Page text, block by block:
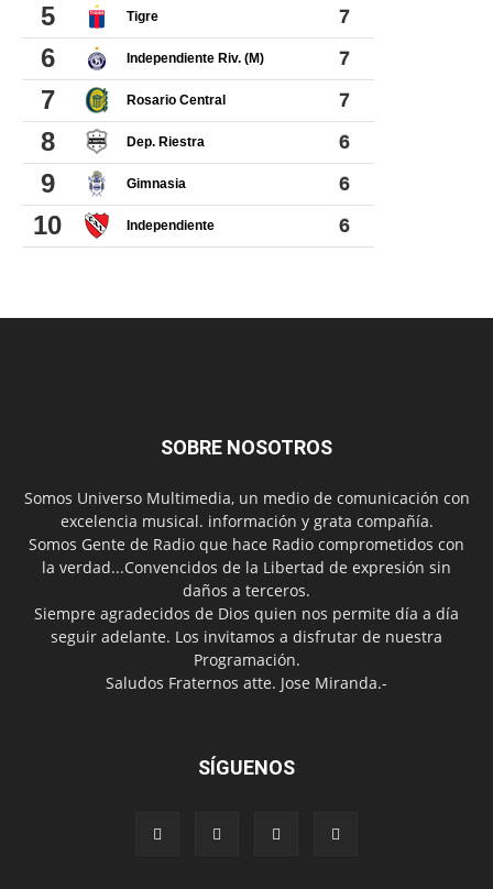
SOBRE NOSOTROS
Somos Universo Multimedia, un medio de comunicación con
excelencia musical. información y grata compañía.
Somos Gente de Radio que hace Radio comprometidos con
la verdad...Convencidos de la Libertad de expresión sin
daños a terceros.
Siempre agradecidos de Dios quien nos permite día a día
seguir adelante. Los invitamos a disfrutar de nuestra
Programación.
Saludos Fraternos atte. Jose Miranda.-
SÍGUENOS